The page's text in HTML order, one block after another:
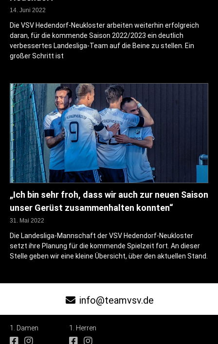
14. Juni 2022
Die VSV Hedendorf-Neukloster arbeiten weiterhin erfolgreich
daran, für die kommende Saison 2022/2023 ein deutlich
verbessertes Landesliga-Team auf die Beine zu stellen. Ein
großer Schritt ist
„Ich bin sehr froh, dass wir auch zur neuen Saison
unser Gerüst zusammenhalten konnten“
31. Mai 2022
Die Landesliga-Mannschaft der VSV Hedendorf-Neukloster
setzt ihre Planung für die kommende Spielzeit fort. An dieser
Stelle geben wir eine kleine Übersicht, über den aktuellen Stand.
info@teamvsv.de
1. Damen 1. Herren